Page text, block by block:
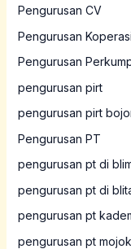
Pengurusan CV
Pengurusan Koperasi
Pengurusan
pengurusan pirt
pengurusan pirt
Pengurusan PT
pengurusan pt di
pengurusan pt di
pengurusan pt
pengurusan pt